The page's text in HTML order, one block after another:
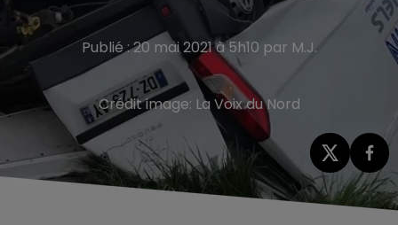
Publié : 20 mai 2021 à 5h10 par M.J.
Crédit image: La Voix du Nord